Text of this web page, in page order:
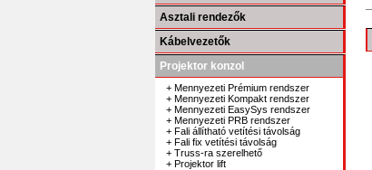
Asztali rendezők
Kábelvezetők
Projektor konzol
+ Mennyezeti Prémium rendszer
+ Mennyezeti Kompakt rendszer
+ Mennyezeti EasySys rendszer
+ Mennyezeti PRB rendszer
+ Fali állítható vetítési távolság
+ Fali fix vetítési távolság
+ Truss-ra szerelhető
+ Projektor lift